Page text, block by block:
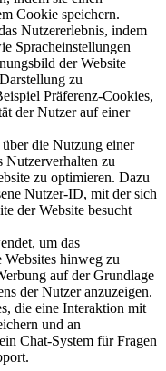
Cookie speichern.
Nutzererlebnis, indem
Spracheinstellungen
der Website
zu
Präferenz-Cookies,
der Nutzer auf einer
die Nutzung einer
Nutzerverhalten zu
zu optimieren. Dazu
Nutzer-ID, mit der sich
der Website besucht
um das
Websites hinweg zu
auf der Grundlage
der Nutzer anzuzeigen.
die eine Interaktion mit
und an
Chat-System für Fragen